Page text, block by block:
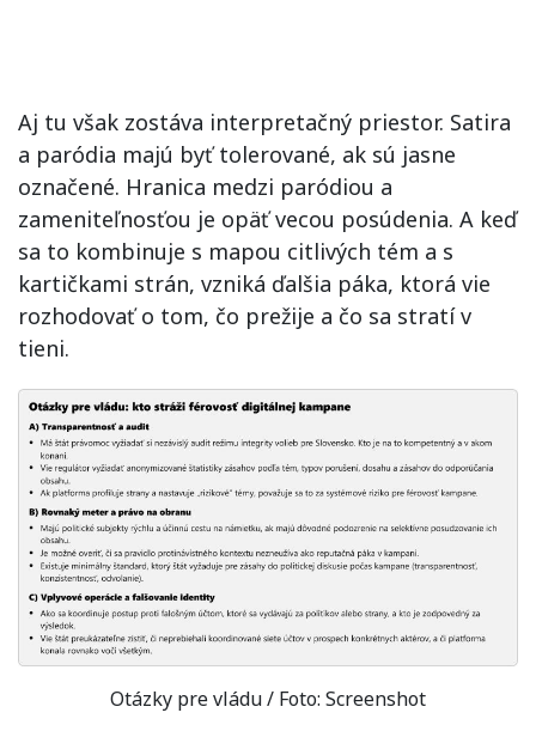
Aj tu však zostáva interpretačný priestor. Satira
a paródia majú byť tolerované, ak sú jasne
označené. Hranica medzi paródiou a
zameniteľnosťou je opäť vecou posúdenia. A keď
sa to kombinuje s mapou citlivých tém a s
kartičkami strán, vzniká ďalšia páka, ktorá vie
rozhodovať o tom, čo prežije a čo sa stratí v
tieni.
Otázky pre vládu / Foto: Screenshot